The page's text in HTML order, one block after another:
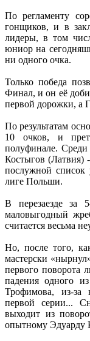
По регламенту
гонщиков, и в
лидеры, в том
юниор на
ни одного очка.
Только победа
Финал, и он её
первой дорожки, а
По результатам
10 очков, и
полуфинале.
Костыгов
послужной
лиге Польши.
В перезаезде за
маловыгодный
считается весьма
Но, после того,
мастерски
первого поворота
падения одного
Трофимова, из-за
первой серии...
выходит из
опытному Эдуарду